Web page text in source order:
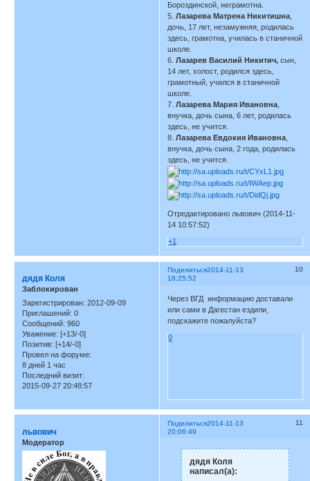
Бороздинской, неграмотна.
5.Лазарева Матрена Никитишна
дочь, 17 лет, незамужняя, родилась
здесь, грамотна, училась в станичной
школе.
6.Лазарев Василий Никитич, сын,
14 лет, холост, родился здесь,
грамотный, учился в станичной
школе.
7.Лазарева Мария Ивановна
внучка, дочь сына, 6 лет, родилась
здесь, не учится.
8.Лазарева Евдокия Ивановна
внучка, дочь сына, 2 года, родилась
здесь, не учится.
Отредактировано львович (2014-11-
14 10:57:52)
+1
Поделиться 10
2014-11-13
18:25:52
дядя Коля
Заблокирован
Зарегистрирован: 2012-09-09
Приглашений: 0
Сообщений: 960
Уважение: [+13/-0]
Позитив: [+14/-0]
Провел на форуме:
8 дней 1 час
Последний визит:
2015-09-27 20:48:57
Через ВГД информацию доставали
или сами в Дагестан ездили,
подскажите пожалуйста?
0
Поделиться 11
2014-11-13
20:06:49
львович
Модератор
дядя Коля
написал(а):